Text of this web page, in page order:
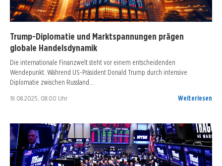
Trump-Diplomatie und Marktspannungen prägen
globale Handelsdynamik
Die internationale Finanzwelt steht vor einem entscheidenden
Wendepunkt. Während US-Präsident Donald Trump durch intensive
Diplomatie zwischen Russland…
19.08.2025, 08:00 Uhr Weiterlesen